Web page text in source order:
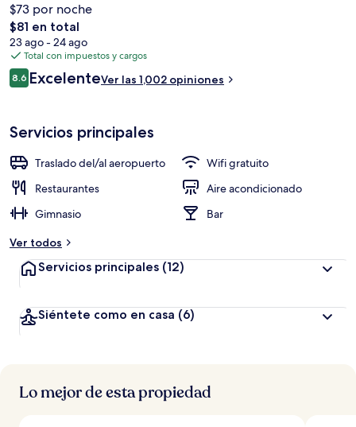
de metro Taksim está a 9 minutos y Estación de teleférico de
Taşkışla está a 10 minutos.
$73 por noche
El
precio
total
es
de
$81 en total
23 ago - 24 ago
Total con impuestos y cargos
Opiniones
8.68.6 de 10,
ExcelenteVer las 1,002 opiniones
Servicios principales
Traslado del/al aeropuerto
Wifi gratuito
Restaurantes
Aire acondicionado
Gimnasio
Bar
Ver todos
Servicios principales (12)
Siéntete como en casa (6)
Lo mejor de esta propiedad